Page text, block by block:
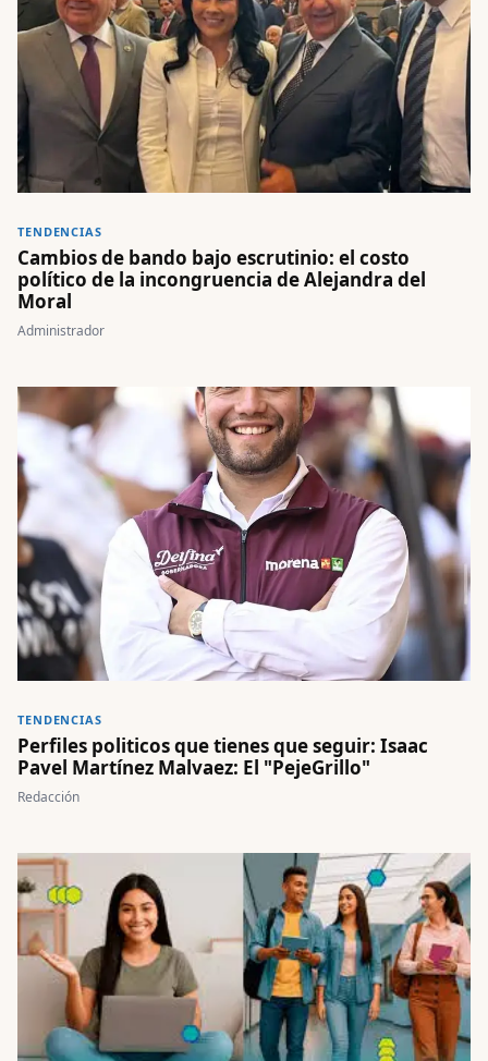
TENDENCIAS
Cambios de bando bajo escrutinio: el costo
político de la incongruencia de Alejandra del
Moral
Administrador
TENDENCIAS
Perfiles politicos que tienes que seguir: Isaac
Pavel Martínez Malvaez: El "PejeGrillo"
Redacción